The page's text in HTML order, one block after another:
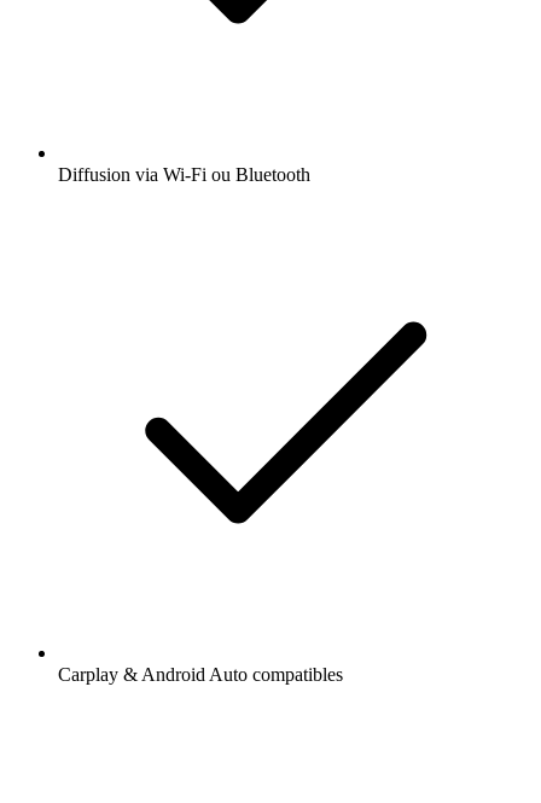
Diffusion via Wi-Fi ou Bluetooth
Carplay & Android Auto compatibles